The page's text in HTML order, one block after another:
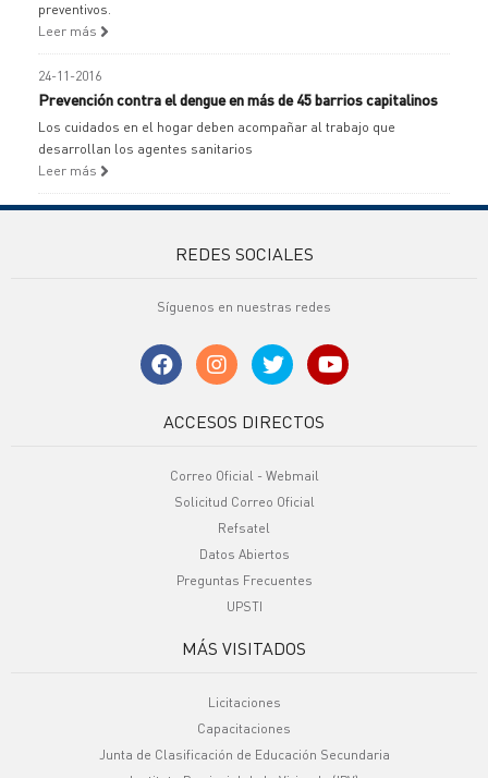
preventivos.
Leer más
24-11-2016
Prevención contra el dengue en más de 45 barrios capitalinos
Los cuidados en el hogar deben acompañar al trabajo que
desarrollan los agentes sanitarios
Leer más
REDES SOCIALES
Síguenos en nuestras redes
ACCESOS DIRECTOS
Correo Oficial - Webmail
Solicitud Correo Oficial
Refsatel
Datos Abiertos
Preguntas Frecuentes
UPSTI
MÁS VISITADOS
Licitaciones
Capacitaciones
Junta de Clasificación de Educación Secundaria